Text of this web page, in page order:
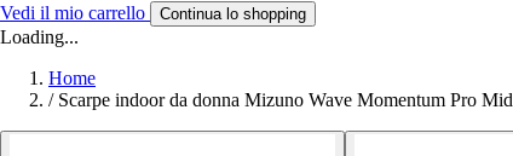
Vedi il mio carrello Continua lo shopping
Loading...
Home
/ Scarpe indoor da donna Mizuno Wave Momentum Pro Mid